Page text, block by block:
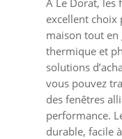
À Le Dorat, les
excellent
maison tout en
thermique et
solutions
vous pouvez
des fenêtres
performance.
durable, facile